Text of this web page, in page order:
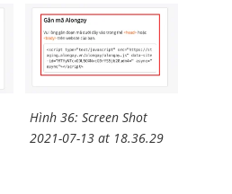
Hình 36: Screen Shot
2021-07-13 at 18.36.29